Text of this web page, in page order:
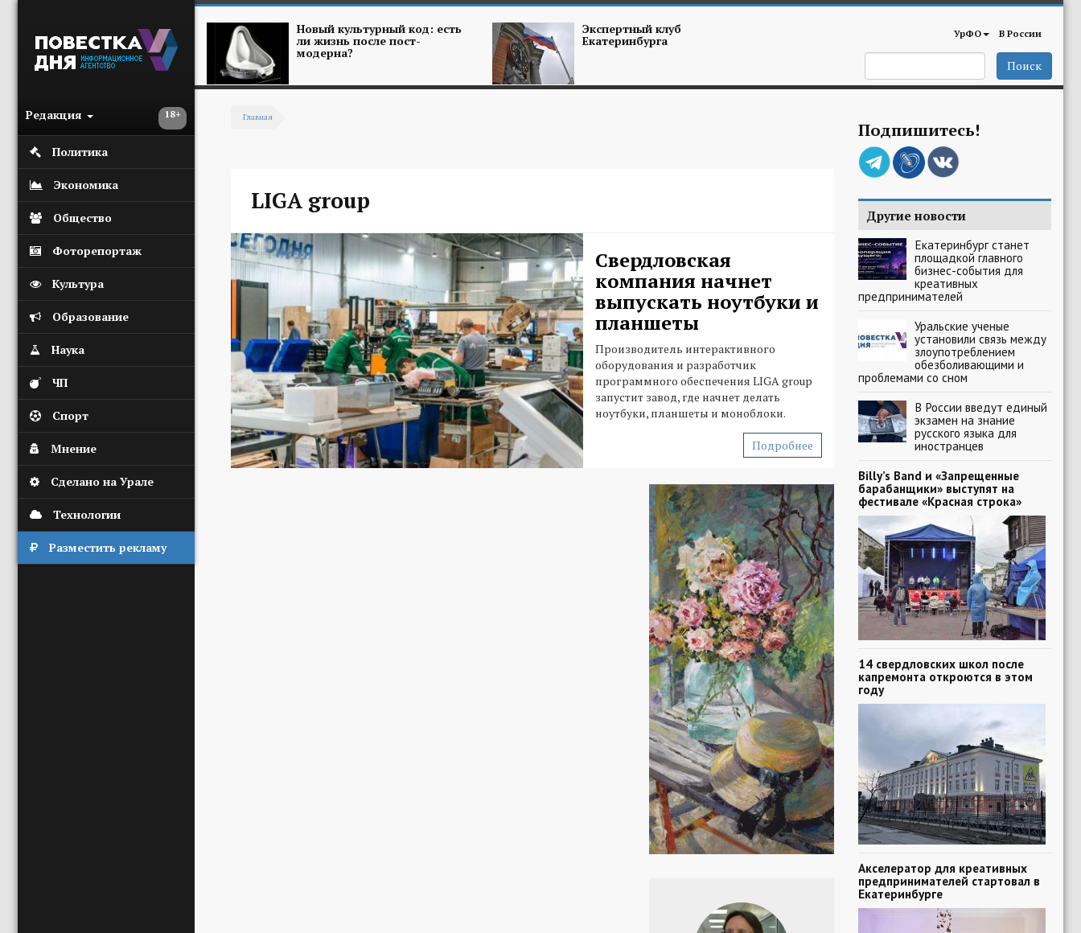
18+
Редакция
Политика
Экономика
Общество
Фоторепортаж
Культура
Образование
Наука
ЧП
Спорт
Мнение
Сделано на Урале
Технологии
Разместить рекламу
Новый культурный код: есть
ли жизнь после пост-
модерна?
Экспертный клуб
Екатеринбурга УрФО В России
Поиск
Главная
LIGA group
Свердловская
компания начнет
выпускать ноутбуки и
планшеты
Производитель интерактивного
оборудования и разработчик
программного обеспечения LIGA group
запустит завод, где начнет делать
ноутбуки, планшеты и моноблоки.
Подробнее
Подпишитесь!
Другие новости
Екатеринбург станет
площадкой главного
бизнес-события для
креативных
предпринимателей
Уральские ученые
установили связь между
злоупотреблением
обезболивающими и
проблемами со сном
В России введут единый
экзамен на знание
русского языка для
иностранцев
Billy’s Band и «Запрещенные
барабанщики» выступят на
фестивале «Красная строка»
14 свердловских школ после
капремонта откроются в этом
году
Акселератор для креативных
предпринимателей стартовал в
Екатеринбурге